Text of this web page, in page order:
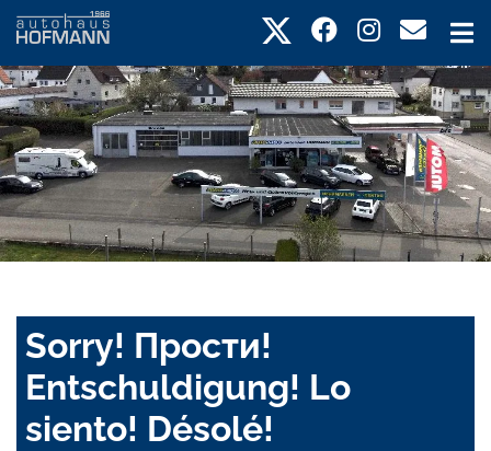
Sorry! Прости!
Entschuldigung! Lo
siento! Désolé!